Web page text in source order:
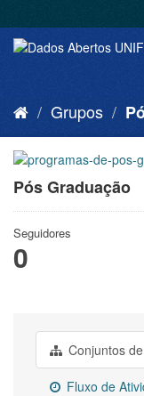
Grupos
Pós Graduação
Seguidores
0
Conjuntos
Fluxo de